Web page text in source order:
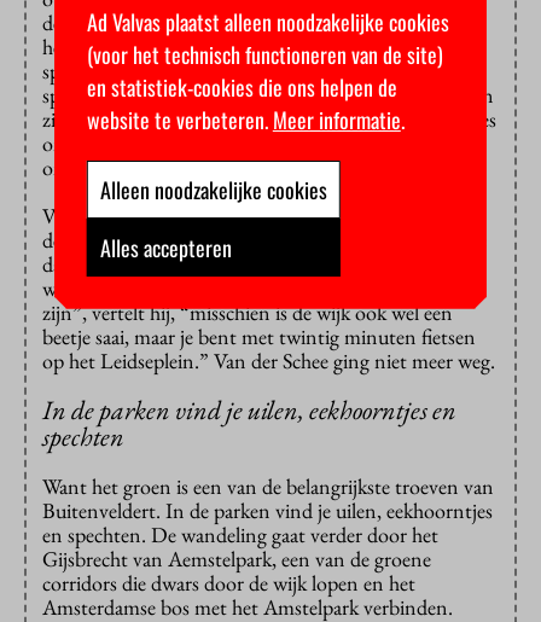
de flats waaraan de buurt haar grijze imago te danken
heeft. “Tussen de flats zijn groene stroken met
speeltuintjes ontworpen door Aldo van Eyck. Elk
speeltuintje is anders”, zegt Van der Schee, “bovendien
zie je de laatste jaren hier ook steeds meer buurttuintjes
ontstaan die door bewoners zelf worden
onderhouden.”
Veertig jaar geleden verhuisde Van der Schee met zijn
destijds jonge gezin uit het centrum naar de wijk. “We
dachten dat het saai zou zijn en dat we hier snel weer
weg zouden zijn als de kinderen wat groter zouden
zijn”, vertelt hij, “misschien is de wijk ook wel een
beetje saai, maar je bent met twintig minuten fietsen
op het Leidseplein.” Van der Schee ging niet meer weg.
In de parken vind je uilen, eekhoorntjes en
spechten
Want het groen is een van de belangrijkste troeven van
Buitenveldert. In de parken vind je uilen, eekhoorntjes
en spechten. De wandeling gaat verder door het
Gijsbrecht van Aemstelpark, een van de groene
corridors die dwars door de wijk lopen en het
Amsterdamse bos met het Amstelpark verbinden.
Ad Valvas plaatst alleen noodzakelijke cookies
(voor het technisch functioneren van de site)
en statistiek-cookies die ons helpen de
website te verbeteren.Meer informatie.
Alleen noodzakelijke cookies
Alles accepteren